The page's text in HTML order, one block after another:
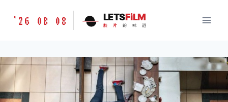
胶
味
道
LETSFILM
'26 08 08 LETSFiLM
胶 片 的 味 道